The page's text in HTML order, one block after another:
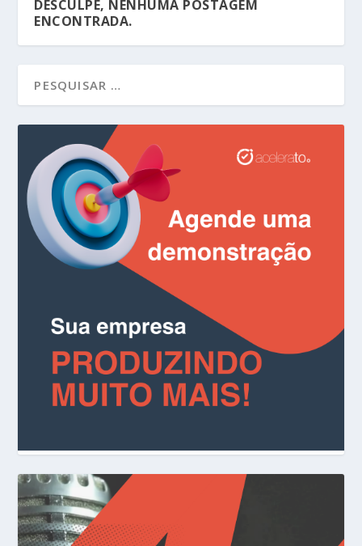
DESCULPE, NENHUMA POSTAGEM
ENCONTRADA.